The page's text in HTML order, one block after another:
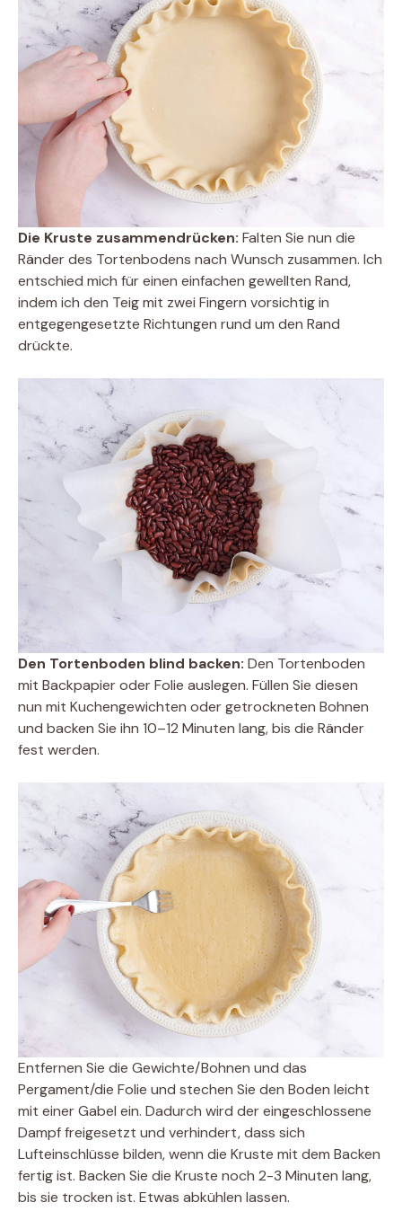
Die Kruste zusammendrücken: Falten Sie nun die
Ränder des Tortenbodens nach Wunsch zusammen. Ich
entschied mich für einen einfachen gewellten Rand,
indem ich den Teig mit zwei Fingern vorsichtig in
entgegengesetzte Richtungen rund um den Rand
drückte.
Den Tortenboden blind backen: Den Tortenboden
mit Backpapier oder Folie auslegen. Füllen Sie diesen
nun mit Kuchengewichten oder getrockneten Bohnen
und backen Sie ihn 10–12 Minuten lang, bis die Ränder
fest werden.
Entfernen Sie die Gewichte/Bohnen und das
Pergament/die Folie und stechen Sie den Boden leicht
mit einer Gabel ein. Dadurch wird der eingeschlossene
Dampf freigesetzt und verhindert, dass sich
Lufteinschlüsse bilden, wenn die Kruste mit dem Backen
fertig ist. Backen Sie die Kruste noch 2-3 Minuten lang,
bis sie trocken ist. Etwas abkühlen lassen.